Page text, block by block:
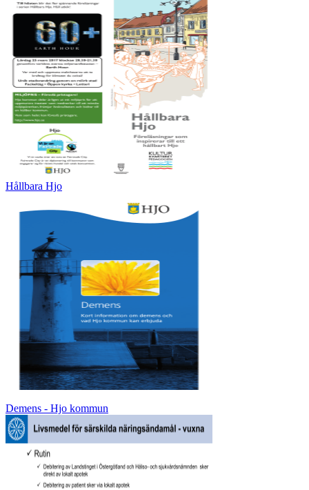
Hållbara Hjo
Demens - Hjo kommun